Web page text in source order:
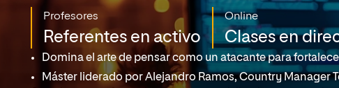
Profesores
Referentes en activo
Online
Clases en
Domina el arte de pensar como un atacante para
Máster liderado por Alejandro Ramos, Country Manager